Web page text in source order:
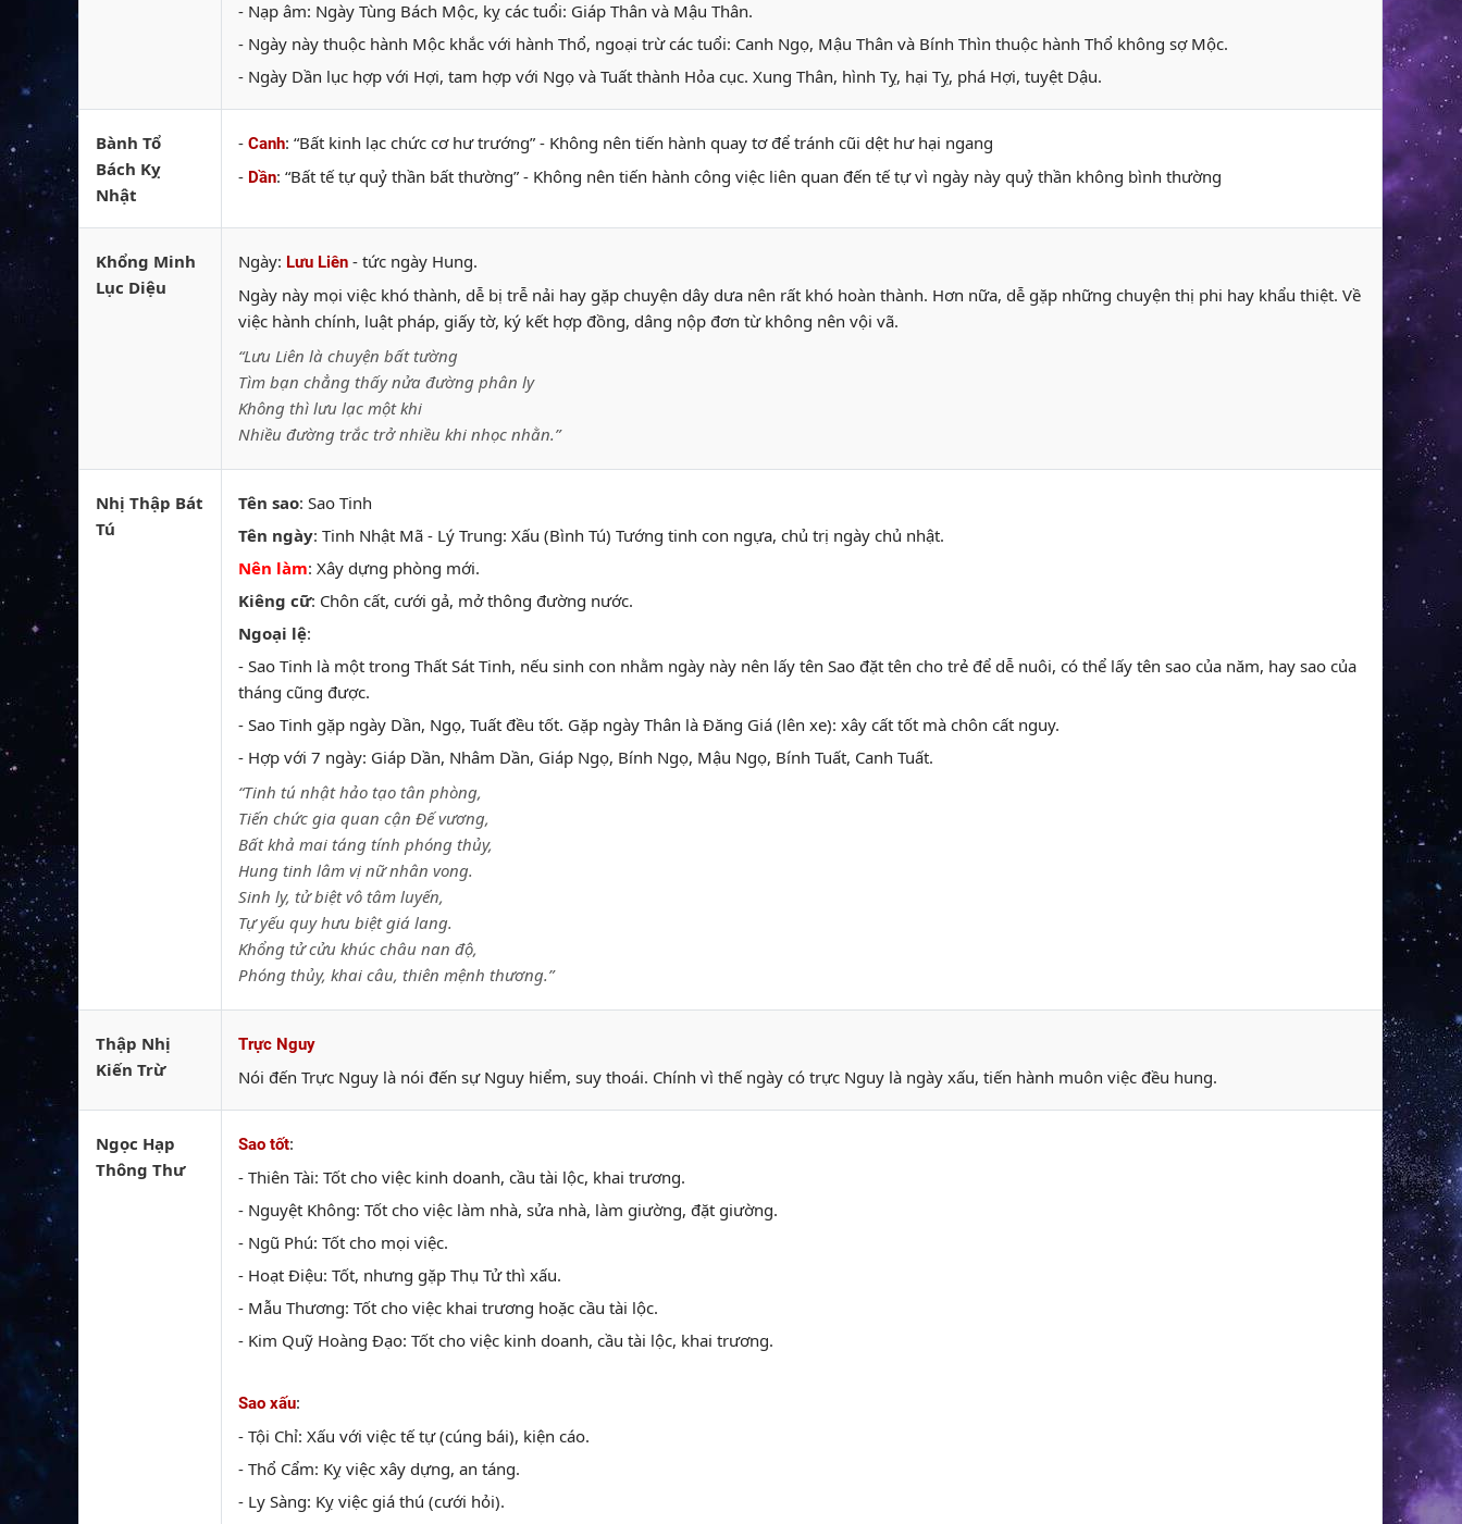
- Nạp âm: Ngày Tùng Bách Mộc, kỵ các tuổi: Giáp Thân và Mậu Thân.
- Ngày này thuộc hành Mộc khắc với hành Thổ, ngoại trừ các tuổi: Canh Ngọ, Mậu Thân và Bính Thìn thuộc hành Thổ không sợ Mộc.
- Ngày Dần lục hợp với Hợi, tam hợp với Ngọ và Tuất thành Hỏa cục. Xung Thân, hình Tỵ, hại Tỵ, phá Hợi, tuyệt Dậu.
Bành Tổ
Bách Kỵ
Nhật
- Canh: “Bất kinh lạc chức cơ hư trướng” - Không nên tiến hành quay tơ để tránh cũi dệt hư hại ngang
- Dần: “Bất tế tự quỷ thần bất thường” - Không nên tiến hành công việc liên quan đến tế tự vì ngày này quỷ thần không bình thường
Khổng Minh
Lục Diệu
Ngày: Lưu Liên - tức ngày Hung.
Ngày này mọi việc khó thành, dễ bị trễ nải hay gặp chuyện dây dưa nên rất khó hoàn thành. Hơn nữa, dễ gặp những chuyện thị phi hay khẩu thiệt. Về
việc hành chính, luật pháp, giấy tờ, ký kết hợp đồng, dâng nộp đơn từ không nên vội vã.
“Lưu Liên là chuyện bất tường
Tìm bạn chẳng thấy nửa đường phân ly
Không thì lưu lạc một khi
Nhiều đường trắc trở nhiều khi nhọc nhằn.”
Nhị Thập Bát
Tú
Tên sao: Sao Tinh
Tên ngày: Tinh Nhật Mã - Lý Trung: Xấu (Bình Tú) Tướng tinh con ngựa, chủ trị ngày chủ nhật.
Nên làm: Xây dựng phòng mới.
Kiêng cữ: Chôn cất, cưới gả, mở thông đường nước.
Ngoại lệ:
- Sao Tinh là một trong Thất Sát Tinh, nếu sinh con nhằm ngày này nên lấy tên Sao đặt tên cho trẻ để dễ nuôi, có thể lấy tên sao của năm, hay sao của
tháng cũng được.
- Sao Tinh gặp ngày Dần, Ngọ, Tuất đều tốt. Gặp ngày Thân là Đăng Giá (lên xe): xây cất tốt mà chôn cất nguy.
- Hợp với 7 ngày: Giáp Dần, Nhâm Dần, Giáp Ngọ, Bính Ngọ, Mậu Ngọ, Bính Tuất, Canh Tuất.
“Tinh tú nhật hảo tạo tân phòng,
Tiến chức gia quan cận Đế vương,
Bất khả mai táng tính phóng thủy,
Hung tinh lâm vị nữ nhân vong.
Sinh ly, tử biệt vô tâm luyến,
Tự yếu quy hưu biệt giá lang.
Khổng tử cửu khúc châu nan độ,
Phóng thủy, khai câu, thiên mệnh thương.”
Thập Nhị
Kiến Trừ
Trực Nguy
Nói đến Trực Nguy là nói đến sự Nguy hiểm, suy thoái. Chính vì thế ngày có trực Nguy là ngày xấu, tiến hành muôn việc đều hung.
Ngọc Hạp
Thông Thư
Sao tốt:
- Thiên Tài: Tốt cho việc kinh doanh, cầu tài lộc, khai trương.
- Nguyệt Không: Tốt cho việc làm nhà, sửa nhà, làm giường, đặt giường.
- Ngũ Phú: Tốt cho mọi việc.
- Hoạt Điệu: Tốt, nhưng gặp Thụ Tử thì xấu.
- Mẫu Thương: Tốt cho việc khai trương hoặc cầu tài lộc.
- Kim Quỹ Hoàng Đạo: Tốt cho việc kinh doanh, cầu tài lộc, khai trương.
Sao xấu:
- Tội Chỉ: Xấu với việc tế tự (cúng bái), kiện cáo.
- Thổ Cẩm: Kỵ việc xây dựng, an táng.
- Ly Sàng: Kỵ việc giá thú (cưới hỏi).